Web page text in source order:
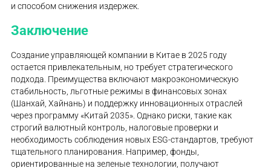
и способом снижения издержек.
Заключение
Создание управляющей компании в Китае в 2025 году
остается привлекательным, но требует стратегического
подхода. Преимущества включают макроэкономическую
стабильность, льготные режимы в финансовых зонах
(Шанхай, Хайнань) и поддержку инновационных отраслей
через программу «Китай 2035». Однако риски, такие как
строгий валютный контроль, налоговые проверки и
необходимость соблюдения новых ESG-стандартов, требуют
тщательного планирования. Например, фонды,
ориентированные на зеленые технологии, получают